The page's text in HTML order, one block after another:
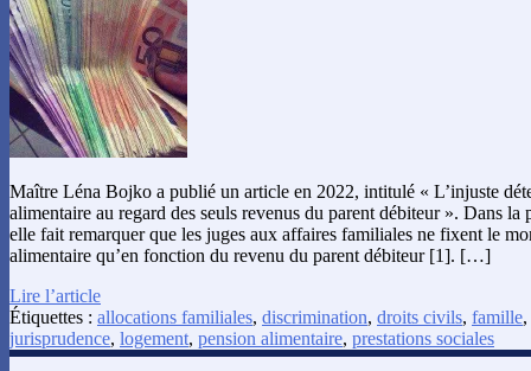
Maître Léna Bojko a publié un article en 2022, intitulé « L’injuste
alimentaire au regard des seuls revenus du parent débiteur ». Dans la
elle fait remarquer que les juges aux affaires familiales ne fixent le
alimentaire qu’en fonction du revenu du parent débiteur [1]. […]
Lire l’article
Étiquettes : allocations familiales, discrimination, droits civils, famille,
jurisprudence, logement, pension alimentaire, prestations sociales